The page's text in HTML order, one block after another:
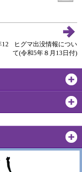
12
ヒグマ出没情報につい
て(令和5年８月13日付)